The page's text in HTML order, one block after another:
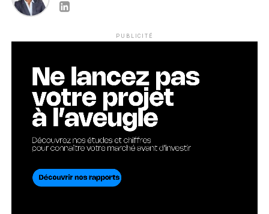
PUBLICITÉ